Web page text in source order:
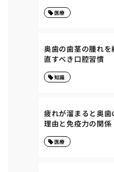
医療
奥歯の歯茎の腫れ
直すべき口腔習慣
知識
疲れが溜まると奥歯
理由と免疫力の関係
医療